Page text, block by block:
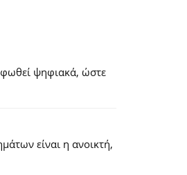
ψηφιακά, ώστε
είναι η ανοικτή,